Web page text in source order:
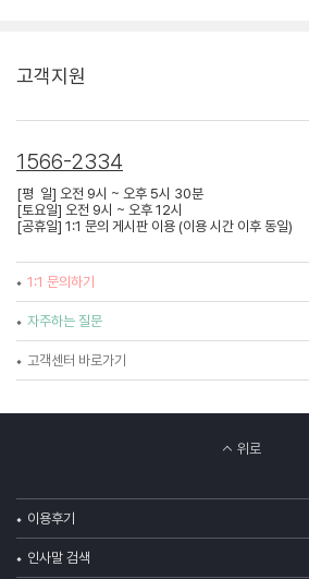
고객지원
1566-2334
[평 일] 오전 9시 ~ 오후 5시 30분
[토요일] 오전 9시 ~ 오후 12시
[공휴일] 1:1 문의 게시판 이용 (이용 시간 이후 동일)
1:1 문의하기
자주하는 질문
고객센터 바로가기
위로
이용후기
인사말 검색